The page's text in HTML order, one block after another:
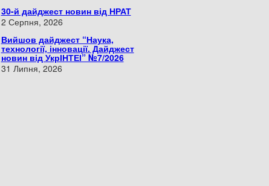
30-й дайджест новин від НРАТ
2 Серпня, 2026
Вийшов дайджест “Наука,
технології, інновації. Дайджест
новин від УкрІНТЕІ” №7/2026
31 Липня, 2026